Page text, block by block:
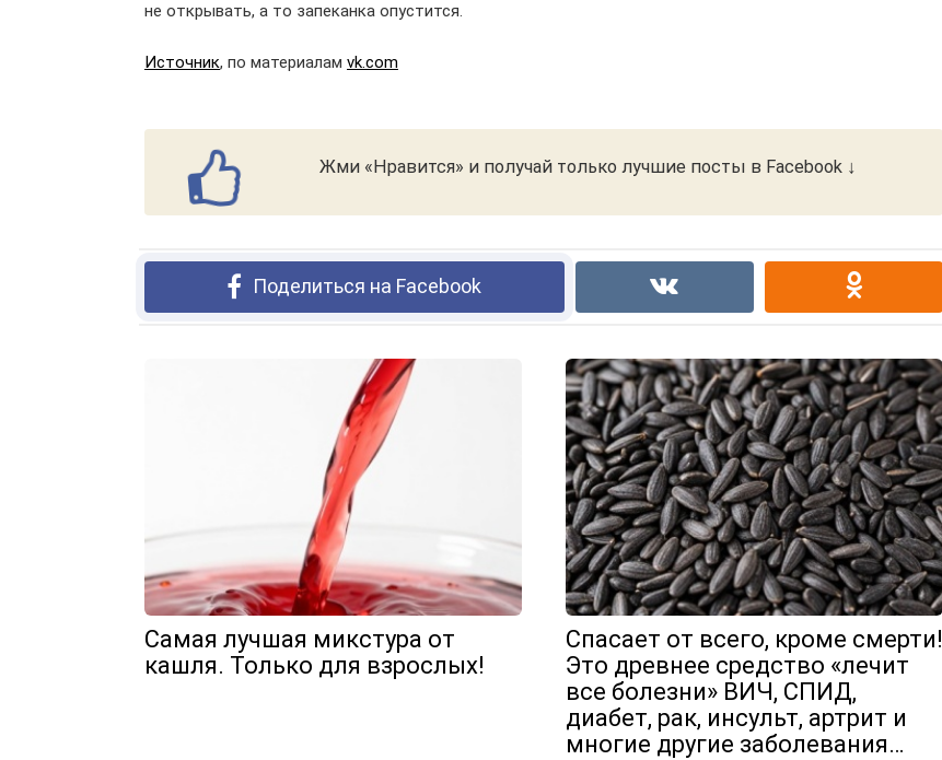
не открывать, а то запеканка опустится.
Источник, по материалам vk.com
Жми «Нравится» и получай только лучшие посты в Facebook ↓
Поделиться на Facebook
Самая лучшая микстура от
кашля. Только для взрослых!
Спасает от всего, кроме смерти!
Это древнее средство «лечит
все болезни» ВИЧ, СПИД,
диабет, рак, инсульт, артрит и
многие другие заболевания…